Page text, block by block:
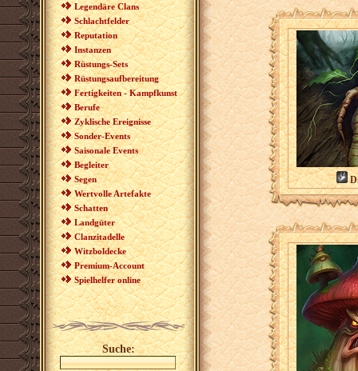
Legendäre Clans
Schlachtfelder
Reputation
Instanzen
Rüstungs-Sets
Rüstungsaufbereitung
Fertigkeiten - Kampfkunst
Berufe
Zyklische Ereignisse
Sonder-Events
Saisonale Events
Begleiter
Segen
Wertvolle Artefakte
Schatten
Landgüter
Clanzitadelle
Witzboldecke
Premium-Account
Spielhelfer online
Suche: